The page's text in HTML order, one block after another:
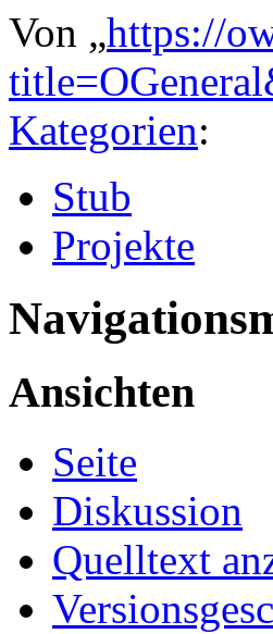
Von „https://
Kategorien:
Stub
Projekte
Ansichten
Seite
Diskussion
Quelltext